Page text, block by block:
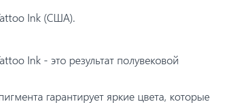
Ink (США).
Ink - это результат полувековой
гарантирует яркие цвета, которые